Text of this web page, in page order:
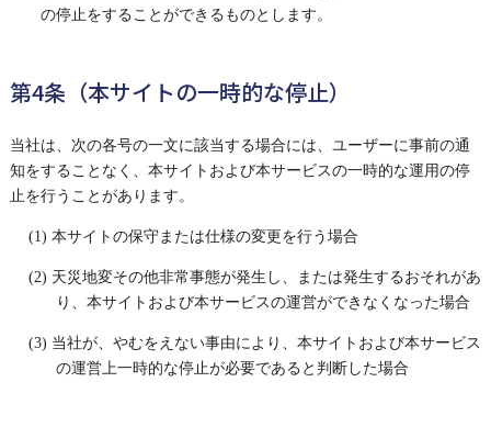
の停止をすることができるものとします。
第4条（本サイトの一時的な停止）
当社は、次の各号の一文に該当する場合には、ユーザーに事前の通
知をすることなく、本サイトおよび本サービスの一時的な運用の停
止を行うことがあります。
(1) 本サイトの保守または仕様の変更を行う場合
(2) 天災地変その他非常事態が発生し、または発生するおそれがあ
り、本サイトおよび本サービスの運営ができなくなった場合
(3) 当社が、やむをえない事由により、本サイトおよび本サービス
の運営上一時的な停止が必要であると判断した場合